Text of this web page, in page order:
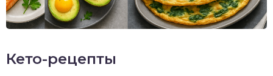
Кето-рецепты